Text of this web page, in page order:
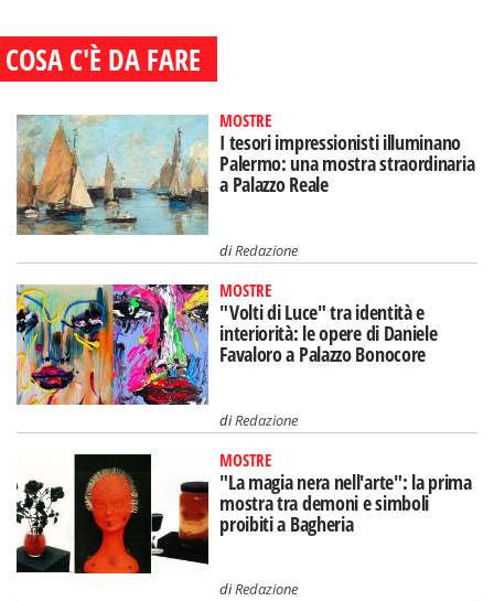
COSA C'È DA FARE
MOSTRE
I tesori impressionisti illuminano
Palermo: una mostra straordinaria
a Palazzo Reale
diRedazione
MOSTRE
"Volti di Luce" tra identità e
interiorità: le opere di Daniele
Favaloro a Palazzo Bonocore
diRedazione
MOSTRE
"La magia nera nell'arte": la prima
mostra tra demoni e simboli
proibiti a Bagheria
diRedazione